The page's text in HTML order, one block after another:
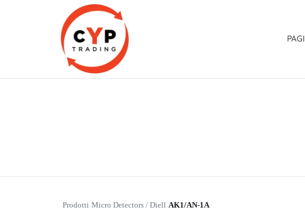
Prodotti›Micro Detectors / Diell›AK1/AN-1A